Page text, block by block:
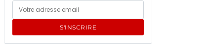
S'INSCRIRE